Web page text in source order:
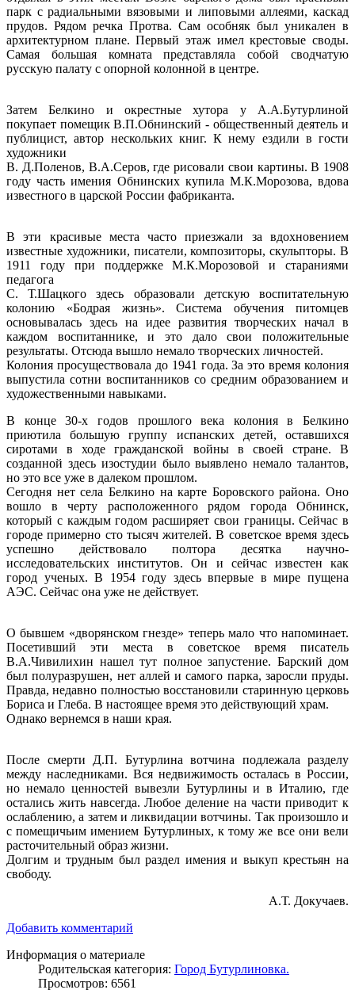
парк с радиальными вязовыми и липовыми аллеями, каскад
прудов. Рядом речка Протва. Сам особняк был уникален в
архитектурном плане. Первый этаж имел крестовые своды.
Самая большая комната представляла собой сводчатую
русскую палату с опорной колонной в центре.
Затем Белкино и окрестные хутора у А.А.Бутурлиной
покупает помещик В.П.Обнинский - общественный деятель и
публицист, автор нескольких книг. К нему ездили в гости
художники
B. Д.Поленов, В.А.Серов, где рисовали свои картины. В 1908
году часть имения Обнинских купила М.К.Морозова, вдова
известного в царской России фабриканта.
В эти красивые места часто приезжали за вдохновением
известные художники, писатели, композиторы, скульпторы. В
1911 году при поддержке М.К.Морозовой и стараниями
педагога
C. Т.Шацкого здесь образовали детскую воспитательную
колонию «Бодрая жизнь». Система обучения питомцев
основывалась здесь на идее развития творческих начал в
каждом воспитаннике, и это дало свои положительные
результаты. Отсюда вышло немало творческих личностей.
Колония просуществовала до 1941 года. За это время колония
выпустила сотни воспитанников со средним образованием и
художественными навыками.
В конце 30-х годов прошлого века колония в Белкино
приютила большую группу испанских детей, оставшихся
сиротами в ходе гражданской войны в своей стране. В
созданной здесь изостудии было выявлено немало талантов,
но это все уже в далеком прошлом.
Сегодня нет села Белкино на карте Боровского района. Оно
вошло в черту расположенного рядом города Обнинск,
который с каждым годом расширяет свои границы. Сейчас в
городе примерно сто тысяч жителей. В советское время здесь
успешно действовало полтора десятка научно-
исследовательских институтов. Он и сейчас известен как
город ученых. В 1954 году здесь впервые в мире пущена
АЭС. Сейчас она уже не действует.
О бывшем «дворянском гнезде» теперь мало что напоминает.
Посетивший эти места в советское время писатель
В.А.Чивилихин нашел тут полное запустение. Барский дом
был полуразрушен, нет аллей и самого парка, заросли пруды.
Правда, недавно полностью восстановили старинную церковь
Бориса и Глеба. В настоящее время это действующий храм.
Однако вернемся в наши края.
После смерти Д.П. Бутурлина вотчина подлежала разделу
между наследниками. Вся недвижимость осталась в России,
но немало ценностей вывезли Бутурлины и в Италию, где
остались жить навсегда. Любое деление на части приводит к
ослаблению, а затем и ликвидации вотчины. Так произошло и
с помещичьим имением Бутурлиных, к тому же все они вели
расточительный образ жизни.
Долгим и трудным был раздел имения и выкуп крестьян на
свободу.
А.Т. Докучаев.
Добавить комментарий
Информация о материале
Родительская категория: Город Бутурлиновка.
Просмотров: 6561